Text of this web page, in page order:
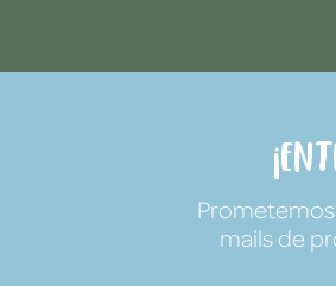
mails de